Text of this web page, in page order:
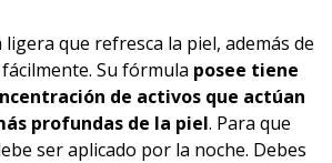
que refresca la piel, además de
Su fórmula posee tiene
de activos que actúan
profundas de la piel. Para que
ser aplicado por la noche. Debes